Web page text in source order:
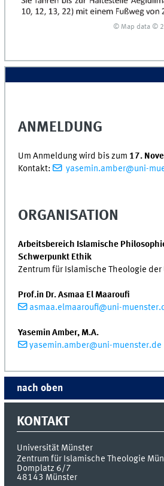
© Map data ©
ANMELDUNG
Um Anmeldung wird bis zum 17.
Kontakt:
yasemin.amber@uni-
ORGANISATION
Arbeitsbereich Islamische
Schwerpunkt Ethik
Zentrum für Islamische Theologie
Prof.in Dr. Asmaa El Maaroufi
asmaa.elmaaroufi@uni-
Yasemin Amber, M.A.
yasemin.amber@uni-muenster.de
nach oben
KONTAKT
Universität Münster
Zentrum für Islamische Theologie
Domplatz 6/7
48143 Münster